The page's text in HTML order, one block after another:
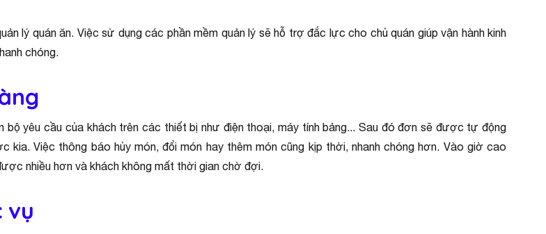
lý quán ăn. Việc sử dụng các phần mềm quản lý sẽ hỗ trợ đắc lực cho chủ quán giúp vận hành kinh
chóng.
bộ yêu cầu của khách trên các thiết bị như điện thoại, máy tính bảng... Sau đó đơn sẽ được tự động
Việc thông báo hủy món, đổi món hay thêm món cũng kịp thời, nhanh chóng hơn. Vào giờ cao
nhiều hơn và khách không mất thời gian chờ đợi.
vụ